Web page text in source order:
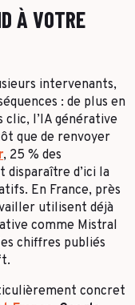
À VOTRE
intervenants,
: de plus en
clic, l’IA générative
que de renvoyer
, 25 % des
d’ici la
En France, près
utilisent déjà
comme Mistral
chiffres publiés
concret